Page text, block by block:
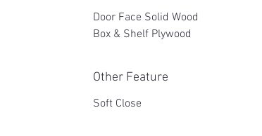
Door Face Solid Wood
Box & Shelf Plywood
Other Feature
Soft Close